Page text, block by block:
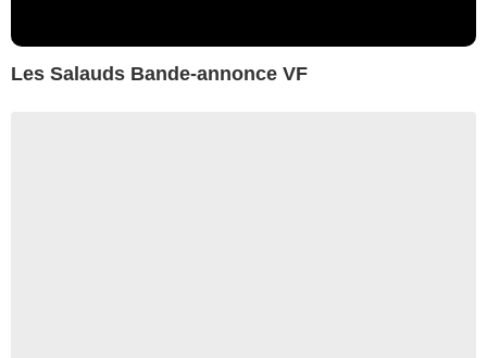
Les Salauds Bande-annonce VF